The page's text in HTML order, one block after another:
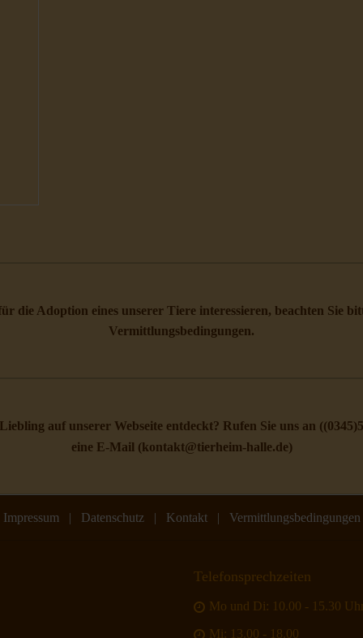
die Adoption eines unserer Tiere interessieren, beachten Sie
Vermittlungsbedingungen.
auf unserer Webseite entdeckt? Rufen Sie uns an (
eine E-Mail (kontakt@tierheim-halle.de)
Impressum | Datenschutz| Kontakt| Vermittlungsbedingungen
Telefonsprechzeiten
Mo und Di: 10.00 - 15.30
Mi: 13.00 - 18.00